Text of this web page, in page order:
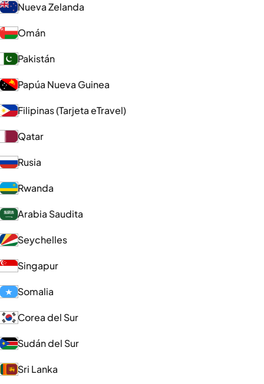
Nueva Zelanda
Omán
Pakistán
Papúa Nueva Guinea
Filipinas (Tarjeta eTravel)
Qatar
Rusia
Rwanda
Arabia Saudita
Seychelles
Singapur
Somalia
Corea del Sur
Sudán del Sur
Sri Lanka